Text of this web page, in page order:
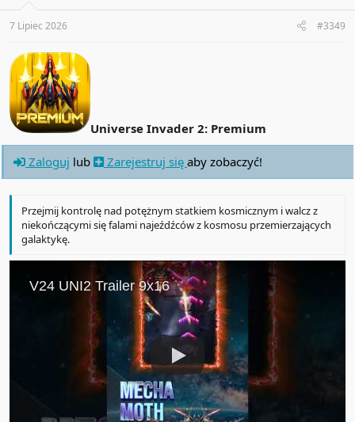
s
:
7 Lipiec 2026 #3349
Universe Invader 2: Premium
Zaloguj lub Zarejestruj się aby zobaczyć!
Przejmij kontrolę nad potężnym statkiem kosmicznym i walcz z
niekończącymi się falami najeźdźców z kosmosu przemierzających
galaktykę.